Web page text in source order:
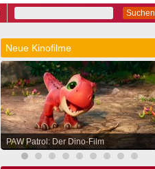
Suchen
Neue Kinofilme
PAW Patrol: Der Dino-Film